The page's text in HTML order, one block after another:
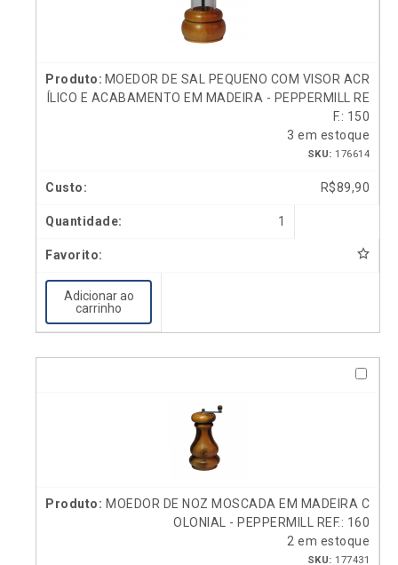
MOEDOR DE SAL PEQUENO COM VISOR ACR
ÍLICO E ACABAMENTO EM MADEIRA - PEPPERMILL RE
F.: 150
3 em estoque
SKU: 176614
R$89,90
1
Adicionar ao
carrinho
MOEDOR DE NOZ MOSCADA EM MADEIRA C
OLONIAL - PEPPERMILL REF.: 160
2 em estoque
SKU: 177431